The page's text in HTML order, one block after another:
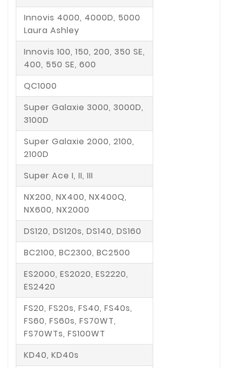
Innovis 4000, 4000D, 5000
Laura Ashley
Innovis 100, 150, 200, 350 SE,
400, 550 SE, 600
QC1000
Super Galaxie 3000, 3000D,
3100D
Super Galaxie 2000, 2100,
2100D
Super Ace I, II, III
NX200, NX400, NX400Q,
NX600, NX2000
DS120, DS120s, DS140, DS160
BC2100, BC2300, BC2500
ES2000, ES2020, ES2220,
ES2420
FS20, FS20s, FS40, FS40s,
FS60, FS60s, FS70WT,
FS70WTs, FS100WT
KD40, KD40s